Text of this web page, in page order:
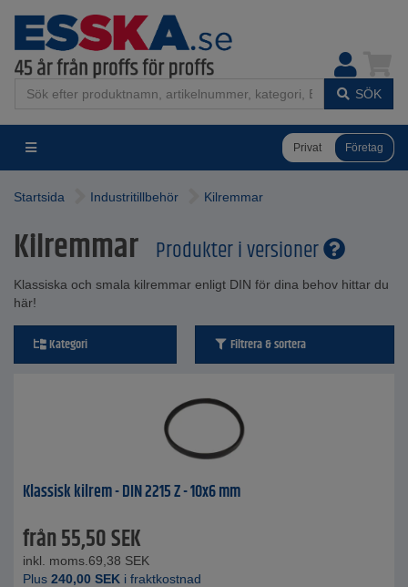
SÖK
Privat Företag
Startsida Industritillbehör Kilremmar
Kilremmar Produkter i versioner
Klassiska och smala kilremmar enligt DIN för dina behov hittar du
här!
Kategori Filtrera & sortera
Klassisk kilrem - DIN 2215 Z - 10x6 mm
från55,50SEK
inkl. moms. 69,38 SEK
Plus 240,00 SEK i fraktkostnad